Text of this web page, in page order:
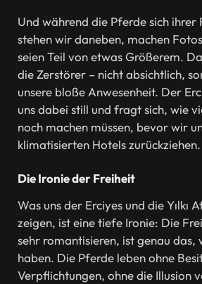
Und während die Pferde sich ihrer
stehen wir daneben, machen
seien Teil von etwas Größerem.
die Zerstörer – nicht absichtlich,
unsere bloße Anwesenheit. Der
uns dabei still und fragt sich, wie
noch machen müssen, bevor wir
klimatisierten Hotels zurückziehen.
Die Ironie der Freiheit
Was uns der Erciyes und die Yılkı
zeigen, ist eine tiefe Ironie: Die
sehr romantisieren, ist genau
haben. Die Pferde leben ohne
Verpflichtungen, ohne die Illusion